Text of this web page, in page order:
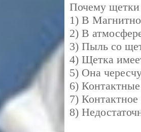
Почему щетки
1) В
2) В
3) Пыль со
4) Щетка
5) Она
6)
7)
8)